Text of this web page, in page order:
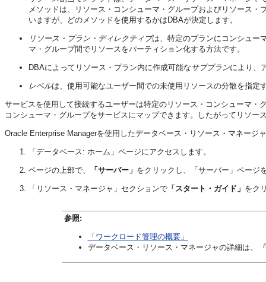
メソッドは、リソース・コンシューマ・グループおよびリソース
いますが、どのメソッドを使用するかはDBAが決定します。
リソース・プラン・ディレクティブは、特定のプランにコンシュー
マ・グループ間でリソースをパーティション化する方法です。
DBAによってリソース・プラン内に作成可能な サブプランにより、
レベルは、使用可能なユーザー間での未使用リソースの分散を指
サービスを使用して接続するユーザーは特定のリソース・コンシューマ
コンシューマ・グループをサービスにマップできます。したがってリソ
Oracle Enterprise Managerを使用したデータベース・リソース・マネージ
「データベース: ホーム」ページにアクセスします。
ページの上部で、 「サーバー」 をクリックし、「サーバー」ページ
「リソース・マネージャ」セクションで 「スタート・ガイド」 をク
参照:
「ワークロード管理の概要」
データベース・リソース・マネージャの詳細は、